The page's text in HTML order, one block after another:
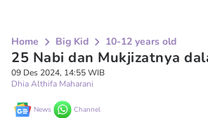
Home Big Kid 10-12 years old
25 Nabi dan Mukjizatnya
09 Des 2024, 14:55 WIB
Dhia Althifa Maharani
News Channel